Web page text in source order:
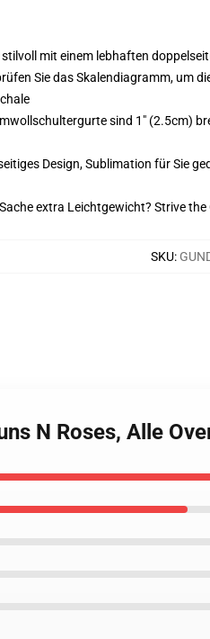
mit einem lebhaften
Sie das Skalendiagramm, um
sind 1" (2.5cm)
Design, Sublimation für Sie
extra Leichtgewicht? Strive
SKU:
N Roses, Alle